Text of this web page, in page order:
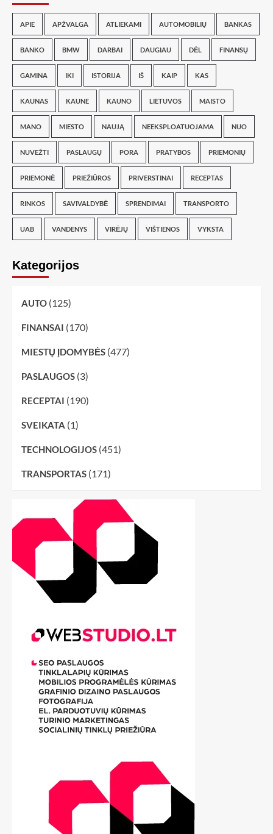
APIE APŽVALGA ATLIEKAMI AUTOMOBILIŲ BANKAS
BANKO BMW DARBAI DAUGIAU DĖL FINANSŲ
GAMINA IKI ISTORIJA IŠ KAIP KAS
KAUNAS KAUNE KAUNO LIETUVOS MAISTO
MANO MIESTO NAUJĄ NEEKSPLOATUOJAMA NUO
NUVEŽTI PASLAUGŲ PORA PRATYBOS PRIEMONIŲ
PRIEMONĖ PRIEŽIŪROS PRIVERSTINAI RECEPTAS
RINKOS SAVIVALDYBĖ SPRENDIMAI TRANSPORTO
UAB VANDENYS VIRĖJŲ VIŠTIENOS VYKSTA
Kategorijos
AUTO (125)
FINANSAI (170)
MIESTŲ ĮDOMYBĖS (477)
PASLAUGOS (3)
RECEPTAI (190)
SVEIKATA (1)
TECHNOLOGIJOS (451)
TRANSPORTAS (171)